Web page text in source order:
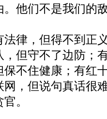
他们不是我们的
法律，但得不到正
但守不了边防；
不住健康；有红
，但说句真话很
。